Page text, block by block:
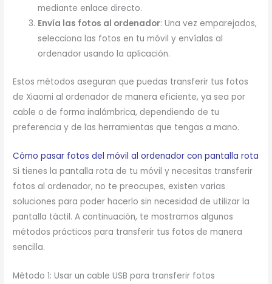
mediante enlace directo.
Envía las fotos al ordenador: Una vez emparejados,
selecciona las fotos en tu móvil y envíalas al
ordenador usando la aplicación.
Estos métodos aseguran que puedas transferir tus fotos
de Xiaomi al ordenador de manera eficiente, ya sea por
cable o de forma inalámbrica, dependiendo de tu
preferencia y de las herramientas que tengas a mano.
Cómo pasar fotos del móvil al ordenador con pantalla rota
Si tienes la pantalla rota de tu móvil y necesitas transferir
fotos al ordenador, no te preocupes, existen varias
soluciones para poder hacerlo sin necesidad de utilizar la
pantalla táctil. A continuación, te mostramos algunos
métodos prácticos para transferir tus fotos de manera
sencilla.
Método 1: Usar un cable USB para transferir fotos